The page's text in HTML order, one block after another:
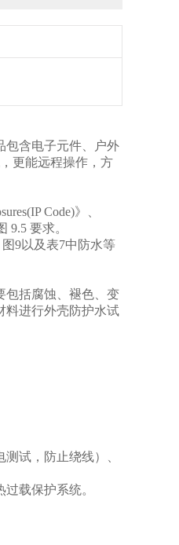
包含电子元件、户外
更能远程操作，方
Code)》、
9.5 要求。
9以及表7中防水等
包括腐蚀、褪色、变
料进行外壳防护水试
试，防止绕线）
过载保护系统。